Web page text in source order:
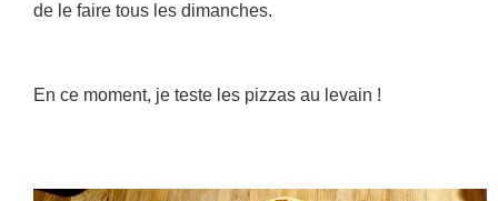
de le faire tous les dimanches.
En ce moment, je teste les pizzas au levain !